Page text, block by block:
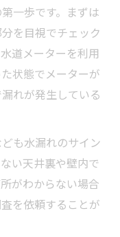
一歩です。まずは
を目視でチェック
道メーターを利用
状態でメーターが
れが発生している
も水漏れのサイン
い天井裏や壁内で
がわからない場合
を依頼することが